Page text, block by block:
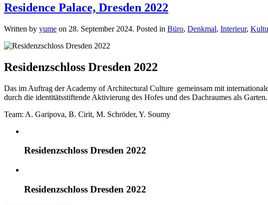
Residence Palace, Dresden 2022
Written by yume on 28. September 2024. Posted in Büro, Denkmal, Interieur,
Residenzschloss Dresden 2022
Das im Auftrag der Academy of Architectural Culture gemeinsam mit
durch die identitätsstiftende Aktivierung des Hofes und des Dachraumes als Garten.
Team: A. Garipova, B. Cirit, M. Schröder, Y. Soumy
Residenzschloss Dresden 2022
Residenzschloss Dresden 2022